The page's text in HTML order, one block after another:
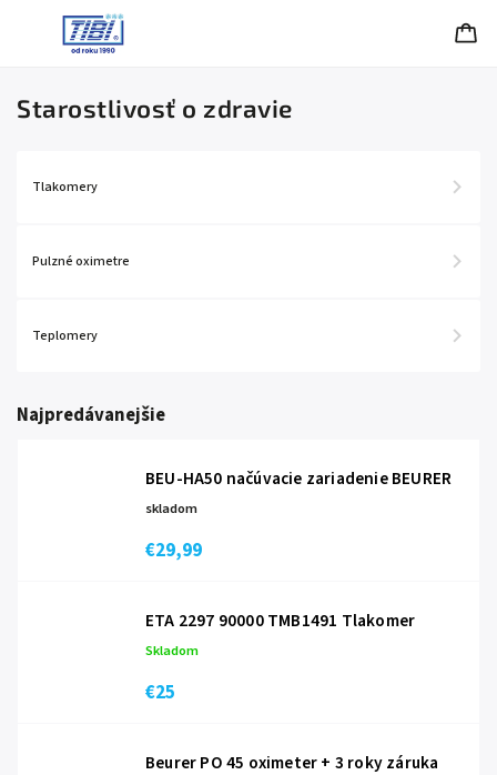
Starostlivosť o zdravie
Tlakomery
Pulzné oximetre
Teplomery
Najpredávanejšie
BEU-HA50 načúvacie zariadenie BEURER
skladom
€29,99
ETA 2297 90000 TMB1491 Tlakomer
Skladom
€25
Beurer PO 45 oximeter+ 3 roky záruka